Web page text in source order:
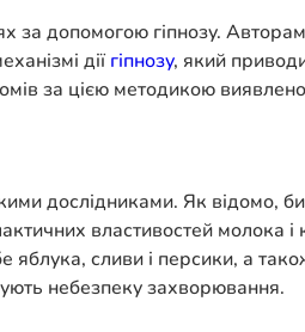
за допомогою гіпнозу.
діїгіпнозу, який
за цією методикою
дослідниками. Як відомо,
властивостей молока
яблука, сливи і персики, а
небезпеку захворювання.